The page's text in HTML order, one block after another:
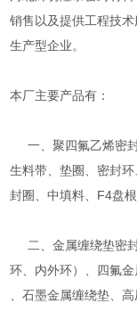
销售以及提供工程技术
生产型企业。
本厂主要产品有：
一、聚四氟乙烯密封
生料带、垫圈、密封
封圈、中填料、F4盘
二、金属缠绕垫密
环、内外环）、四氟
、石墨金属缠绕垫、